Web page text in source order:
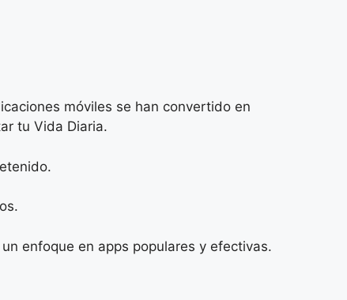
móviles se han convertido en
tu Vida Diaria.
enfoque en apps populares y efectivas.